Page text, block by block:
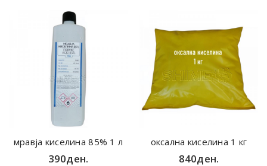
мравја киселина 85% 1 л
390ден.
оксална киселина 1 кг
840ден.